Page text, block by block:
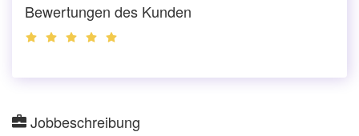
Bewertungen des Kunden
Jobbeschreibung